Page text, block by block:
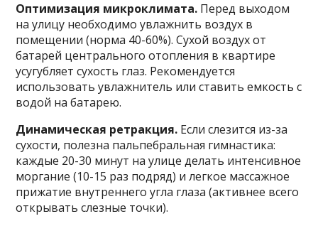
Оптимизация микроклимата. Перед выходом
на улицу необходимо увлажнить воздух в
помещении (норма 40-60%). Сухой воздух от
батарей центрального отопления в квартире
усугубляет сухость глаз. Рекомендуется
использовать увлажнитель или ставить емкость с
водой на батарею.
Динамическая ретракция. Если слезится из-за
сухости, полезна пальпебральная гимнастика:
каждые 20-30 минут на улице делать интенсивное
моргание (10-15 раз подряд) и легкое массажное
прижатие внутреннего угла глаза (активнее всего
открывать слезные точки).